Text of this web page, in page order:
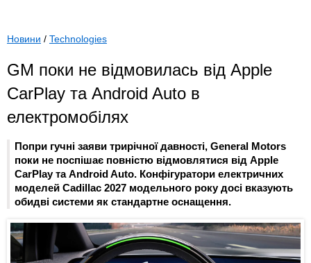
Новини / Technologies
GM поки не відмовилась від Apple
CarPlay та Android Auto в
електромобілях
Попри гучні заяви трирічної давності, General Motors
поки не поспішає повністю відмовлятися від Apple
CarPlay та Android Auto. Конфігуратори електричних
моделей Cadillac 2027 модельного року досі вказують
обидві системи як стандартне оснащення.